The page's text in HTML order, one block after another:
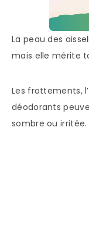
La peau des
mais elle mérite
Les frottements,
déodorants
sombre ou irritée.